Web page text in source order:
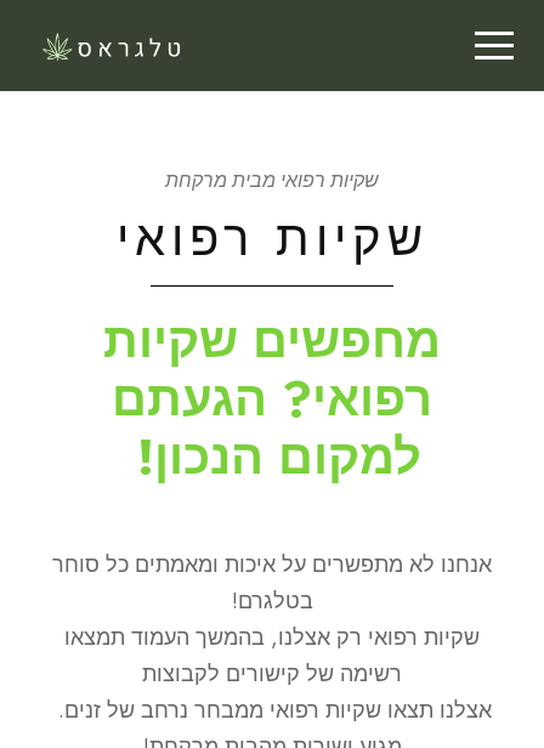
שקיות רפואי מבית מרקחת
שקיות רפואי
מחפשים שקיות
רפואי? הגעתם
למקום הנכון!
אנחנו לא מתפשרים על איכות ומאמתים כל סוחר
בטלגרם!
שקיות רפואי רק אצלנו, בהמשך העמוד תמצאו
רשימה של קישורים לקבוצות
אצלנו תצאו שקיות רפואי ממבחר נרחב של זנים.